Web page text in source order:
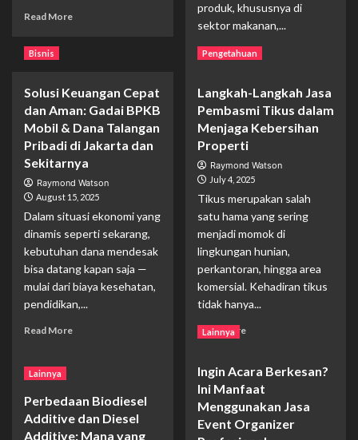
Read MoreRead
Pengiriman
Ekspedisi
secara
Efisien
produk, khususnya di
sektor makanan,...
Read MoreRead
Teknologi
Mesin
Expired
Date
&
Continuous
Inkjet
Printer
di
Lini
Bisnis
Solusi Keuangan Cepat
dan Aman: Gadai BPKB
Mobil & Dana Talangan
Pribadi di Jakarta dan
Sekitarnya
Raymond Watson
August 15, 2025
Dalam situasi ekonomi yang
dinamis seperti sekarang,
kebutuhan dana mendesak
bisa datang kapan saja —
mulai dari biaya kesehatan,
pendidikan,...
Read MoreRead
Cepat
dan
Aman:
Pengetahuan
Langkah-Langkah Jasa
Pembasmi Tikus dalam
Menjaga Kebersihan
Properti
Raymond Watson
July 4, 2025
Tikus merupakan salah
satu hama yang sering
menjadi momok di
lingkungan hunian,
perkantoran, hingga area
komersial. Kehadiran tikus
tidak hanya...
Read MoreRead
Langkah-
Langkah
Jasa
Pembasmi
Tikus
Lainnya
Perbedaan Biodiesel
Additive dan Diesel
Additive: Mana yang
Lainnya
Ingin Acara Berkesan?
Ini Manfaat
Menggunakan Jasa
Event Organizer